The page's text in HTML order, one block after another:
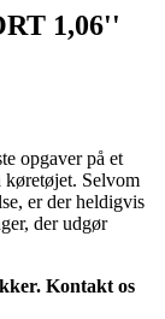
1,06''
opgaver på et
Selvom
er der heldigvis
der udgør
Kontakt os